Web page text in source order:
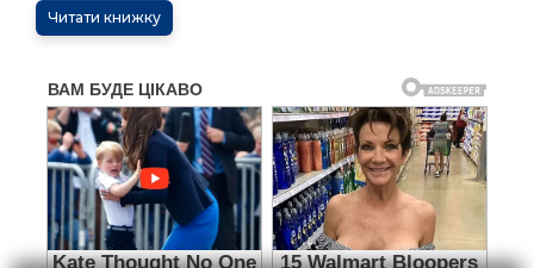
Читати книжку